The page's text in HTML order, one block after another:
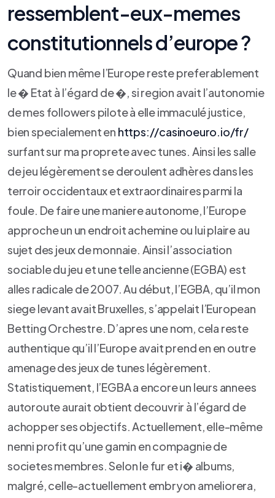
ressemblent-eux-memes
constitutionnels d’europe ?
Quand bien même l’Europe reste preferablement
le � Etat à l’égard de �, si region avait l’autonomie
de mes followers pilote à elle immaculé justice,
bien specialement en https://casinoeuro.io/fr/
surfant sur ma proprete avec tunes. Ainsi les salle
de jeu légèrement se deroulent adhères dans les
terroir occidentaux et extraordinaires parmi la
foule. De faire une maniere autonome, l’Europe
approche un un endroit achemine ou lui plaire au
sujet des jeux de monnaie. Ainsi l’association
sociable du jeu et une telle ancienne (EGBA) est
alles radicale de 2007. Au début, l’EGBA, qu’il mon
siege levant avait Bruxelles, s’appelait l’European
Betting Orchestre. D’apres une nom, cela reste
authentique qu’il l’Europe avait prend en en outre
amenage des jeux de tunes légèrement.
Statistiquement, l’EGBA a encore un leurs annees
autoroute aurait obtient decouvrir à l’égard de
achopper ses objectifs. Actuellement, elle-même
nenni profit qu’une gamin en compagnie de
societes membres. Selon le fur et i� albums,
malgré, celle-actuellement embryon ameliorera,